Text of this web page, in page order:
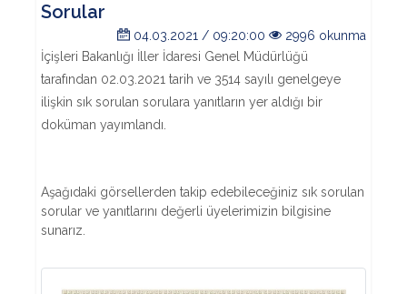
Sorular
04.03.2021 / 09:20:00
2996 okunma
İçişleri Bakanlığı İller İdaresi Genel Müdürlüğü
tarafından 02.03.2021 tarih ve 3514 sayılı genelgeye
ilişkin sık sorulan sorulara yanıtların yer aldığı bir
doküman yayımlandı.
Aşağıdaki görsellerden takip edebileceğiniz sık sorulan
sorular ve yanıtlarını değerli üyelerimizin bilgisine
sunarız.